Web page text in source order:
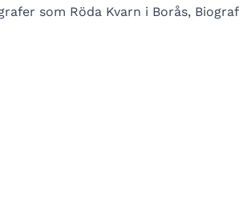
som Röda Kvarn i Borås, Biograf